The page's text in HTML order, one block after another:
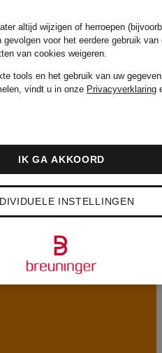
altijd wijzigen of herroepen
voor het eerdere gebruik van
van cookies weigeren.
tools en het gebruik van uw
vindt u in onze Privacyverklaring
INSTELLINGEN
IK GA AKKOORD